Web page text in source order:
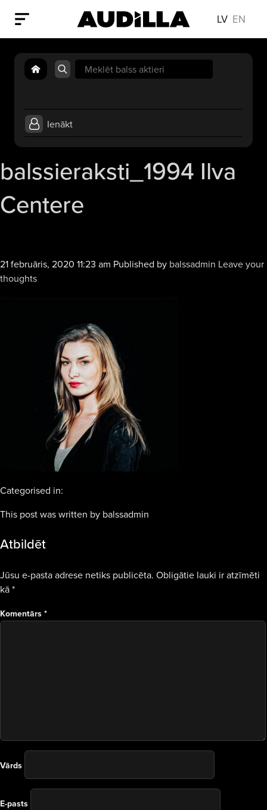
LV EN
Search
for:
Ienākt
balssieraksti_1994 Ilva
Centere
21 februāris, 2020 11:23 am Published by balssadmin Leave your
thoughts
Categorised in:
This post was written by balssadmin
Atbildēt
Jūsu e-pasta adrese netiks publicēta. Obligātie lauki ir atzīmēti
kā*
Komentārs *
Vārds
E-pasts